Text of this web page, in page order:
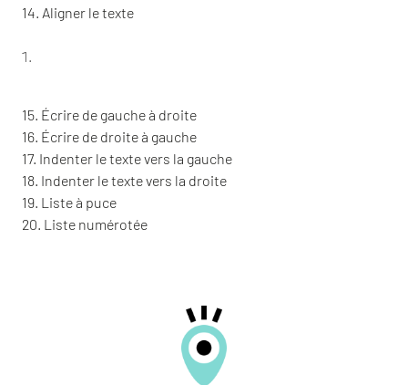
14. Aligner le texte
15. Écrire de gauche à droite
16. Écrire de droite à gauche
17. Indenter le texte vers la gauche
18. Indenter le texte vers la droite
19. Liste à puce
20. Liste numérotée